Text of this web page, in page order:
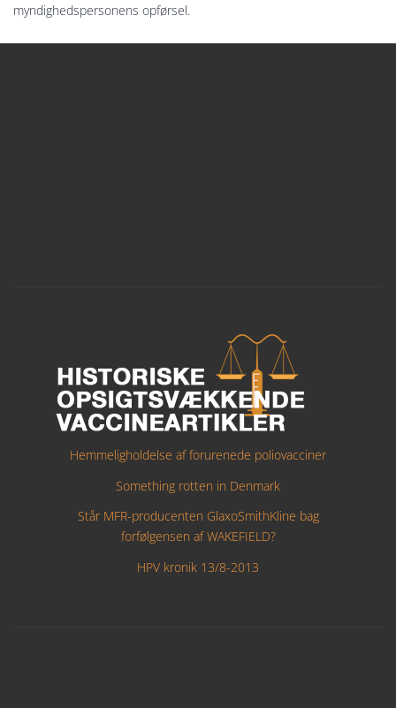
myndighedspersonens opførsel.
Hemmeligholdelse af forurenede poliovacciner
Something rotten in Denmark
Står MFR-producenten GlaxoSmithKline bag
forfølgensen af WAKEFIELD?
HPV kronik 13/8-2013